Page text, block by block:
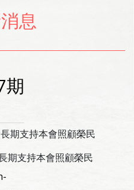
息
期
期支持本會照顧榮民